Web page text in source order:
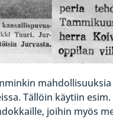
Tällöin käytiin
joihin myös